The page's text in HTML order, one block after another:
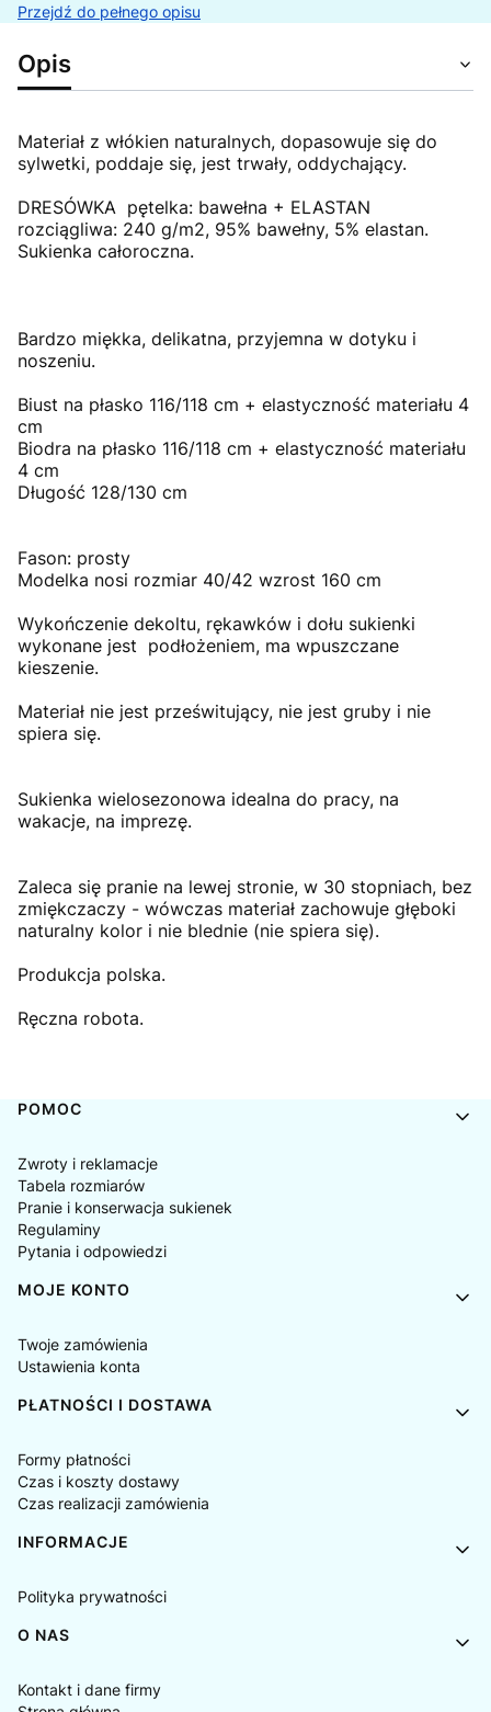
Przejdź do pełnego opisu
Opis
Materiał z włókien naturalnych, dopasowuje się do
sylwetki, poddaje się, jest trwały, oddychający.
DRESÓWKA pętelka: bawełna + ELASTAN
rozciągliwa: 240 g/m2, 95% bawełny, 5% elastan.
Sukienka całoroczna.
Bardzo miękka, delikatna, przyjemna w dotyku i
noszeniu.
Biust na płasko 116/118 cm + elastyczność materiału 4
cm
Biodra na płasko 116/118 cm + elastyczność materiału
4 cm
Długość 128/130 cm
Fason: prosty
Modelka nosi rozmiar 40/42 wzrost 160 cm
Wykończenie dekoltu, rękawków i dołu sukienki
wykonane jest podłożeniem, ma wpuszczane
kieszenie.
Materiał nie jest prześwitujący, nie jest gruby i nie
spiera się.
Sukienka wielosezonowa idealna do pracy, na
wakacje, na imprezę.
Zaleca się pranie na lewej stronie, w 30 stopniach, bez
zmiękczaczy - wówczas materiał zachowuje głęboki
naturalny kolor i nie blednie (nie spiera się).
Produkcja polska.
Ręczna robota.
Linki w stopce
POMOC
Zwroty i reklamacje
Tabela rozmiarów
Pranie i konserwacja sukienek
Regulaminy
Pytania i odpowiedzi
MOJE KONTO
Twoje zamówienia
Ustawienia konta
PŁATNOŚCI I DOSTAWA
Formy płatności
Czas i koszty dostawy
Czas realizacji zamówienia
INFORMACJE
Polityka prywatności
O NAS
Kontakt i dane firmy